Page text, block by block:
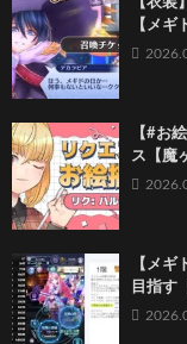
【衣
【メ
【#お
ス【魔
【メ
目指す